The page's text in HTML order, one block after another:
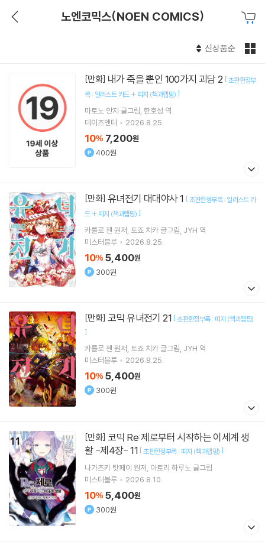
노엔코믹스(NOEN COMICS)
신상품순
[만화] 내가 죽을 뿐인 100가지 괴담 2 [초판한정부
록 : 일러스트 카드 + 띠지 (책과랩핑) ]
마토노 안지 글그림 한호성 역
데이즈엔터
2026.8.25.
10% 7,200원
400원
[만화] 유녀전기 대대야사 1 [초판한정부록 : 일러스트 카
드 + 띠지 (책과랩핑) ]
카를로 젠 원저 토죠 치카글그림 JYH 역
미스터블루
2026.8.25.
10% 5,400원
300원
[만화] 코믹 유녀전기 21 [초판한정부록 : 띠지 (책과랩핑)
]
카를로 젠 원저 토죠 치카글그림 JYH 역
미스터블루
2026.8.25.
10% 5,400원
300원
[만화]
활 -제4장- 11 [초판한정부록 : 띠지 (책과랩핑) ]
나가츠키 탓페이 원저 아토리 하루노 글그림
미스터블루
2026.8.10.
10% 5,400원
300원